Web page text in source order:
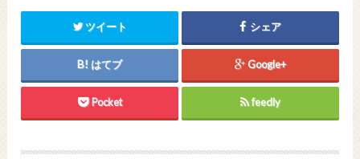
ツイート シェア
はてブ Google+
Pocket feedly